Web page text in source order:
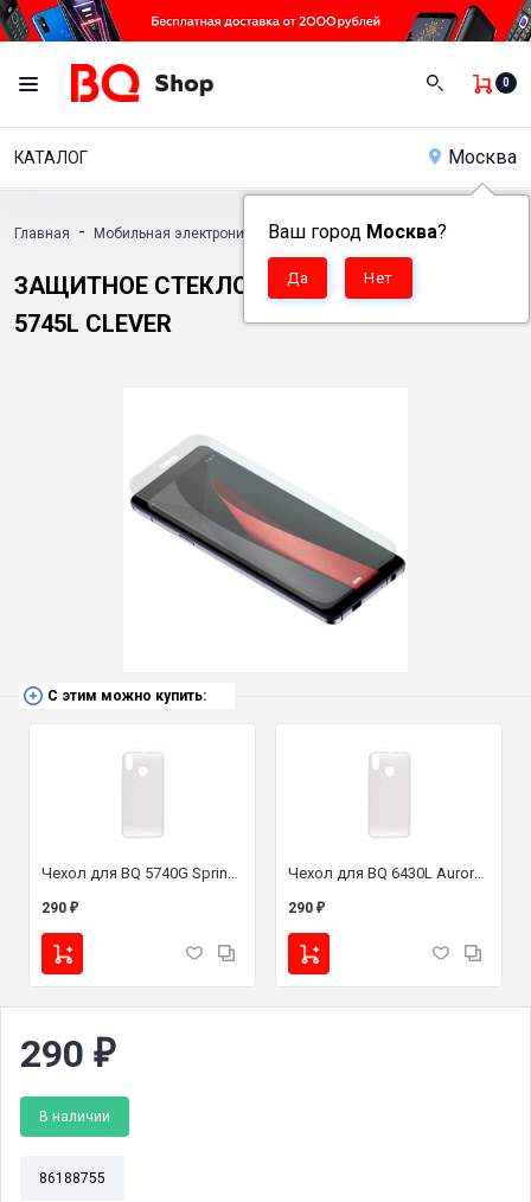
0
КАТАЛОГ Москва
Ваш город Москва?
Главная - Мобильная электроника - Аксессуары - Защитное стекло
ЗАЩИТНОЕ СТЕКЛО ДЛЯ ТЕЛЕФОНА BQ
5745L CLEVER
С этим можно купить:
Чехол для BQ 5740G Spring (силикон прозрачный)
290 ₽
Чехол для BQ 6430L Aurora (силикон прозрачный)
290 ₽
290 ₽
В наличии
86188755